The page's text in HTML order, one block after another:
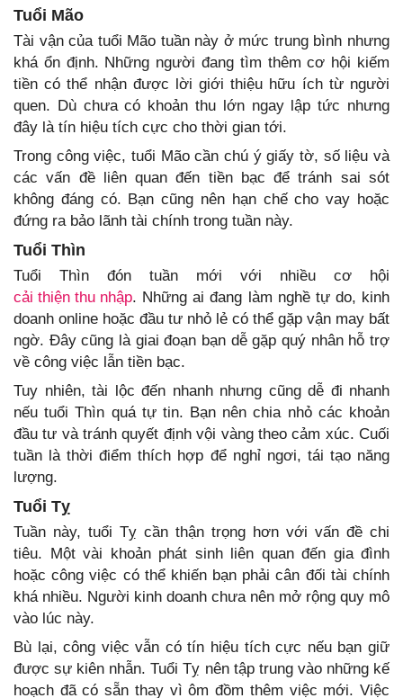
Tuổi Mão
Tài vận của tuổi Mão tuần này ở mức trung bình nhưng
khá ổn định. Những người đang tìm thêm cơ hội kiếm
tiền có thể nhận được lời giới thiệu hữu ích từ người
quen. Dù chưa có khoản thu lớn ngay lập tức nhưng
đây là tín hiệu tích cực cho thời gian tới.
Trong công việc, tuổi Mão cần chú ý giấy tờ, số liệu và
các vấn đề liên quan đến tiền bạc để tránh sai sót
không đáng có. Bạn cũng nên hạn chế cho vay hoặc
đứng ra bảo lãnh tài chính trong tuần này.
Tuổi Thìn
Tuổi Thìn đón tuần mới với nhiều cơ hội
cải thiện thu nhập. Những ai đang làm nghề tự do, kinh
doanh online hoặc đầu tư nhỏ lẻ có thể gặp vận may bất
ngờ. Đây cũng là giai đoạn bạn dễ gặp quý nhân hỗ trợ
về công việc lẫn tiền bạc.
Tuy nhiên, tài lộc đến nhanh nhưng cũng dễ đi nhanh
nếu tuổi Thìn quá tự tin. Bạn nên chia nhỏ các khoản
đầu tư và tránh quyết định vội vàng theo cảm xúc. Cuối
tuần là thời điểm thích hợp để nghỉ ngơi, tái tạo năng
lượng.
Tuổi Tỵ
Tuần này, tuổi Tỵ cần thận trọng hơn với vấn đề chi
tiêu. Một vài khoản phát sinh liên quan đến gia đình
hoặc công việc có thể khiến bạn phải cân đối tài chính
khá nhiều. Người kinh doanh chưa nên mở rộng quy mô
vào lúc này.
Bù lại, công việc vẫn có tín hiệu tích cực nếu bạn giữ
được sự kiên nhẫn. Tuổi Tỵ nên tập trung vào những kế
hoạch đã có sẵn thay vì ôm đồm thêm việc mới. Việc